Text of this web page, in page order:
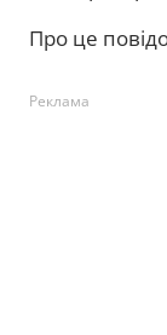
Про це
Реклама